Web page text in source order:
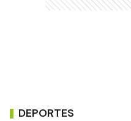
DEPORTES